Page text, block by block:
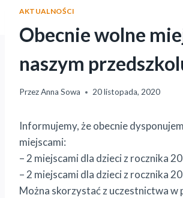
AKTUALNOŚCI
Obecnie wolne
naszym
PrzezAnna Sowa 20 listopada, 2020
Informujemy, że obecnie
miejscami:
– 2 miejscami dla dzieci z rocznika
– 2 miejscami dla dzieci z rocznika
Można skorzystać z uczestnictwa w